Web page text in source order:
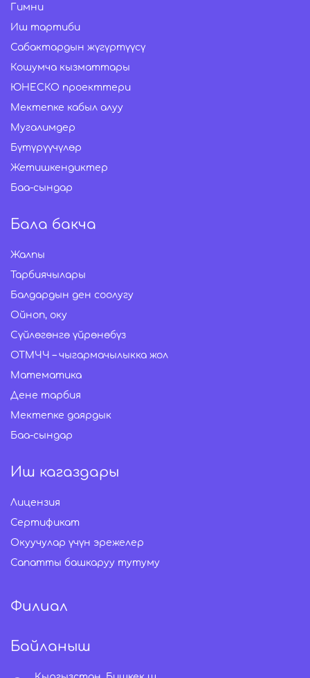
Гимни
Иш тартиби
Сабактардын жүгүртүүсү
Кошумча кызматтары
ЮНЕСКО проекттери
Мектепке кабыл алуу
Мугалимдер
Бүтүрүүчүлөр
Жетишкендиктер
Баа-сындар
Бала бакча
Жалпы
Тарбиячылары
Балдардын ден соолугу
Ойноп, оку
Сүйлөгөнгө үйрөнөбүз
ОТМЧЧ – чыгармачылыкка жол
Математика
Дене тарбия
Мектепке даярдык
Баа-сындар
Иш кагаздары
Лицензия
Сертификат
Окуучулар үчүн эрежелер
Сапатты башкаруу тутуму
Филиал
Байланыш